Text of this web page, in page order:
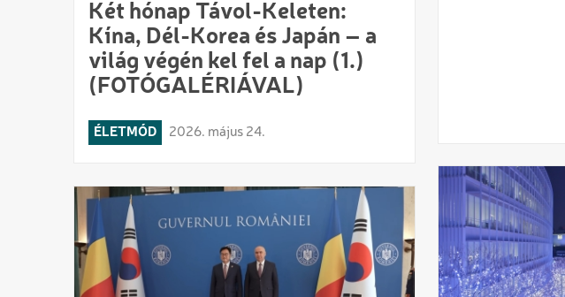
Két hónap Távol-Keleten:
Kína, Dél-Korea és Japán – a
világ végén kel fel a nap (1.)
(FOTÓGALÉRIÁVAL)
ÉLETMÓD 2026. május 24.